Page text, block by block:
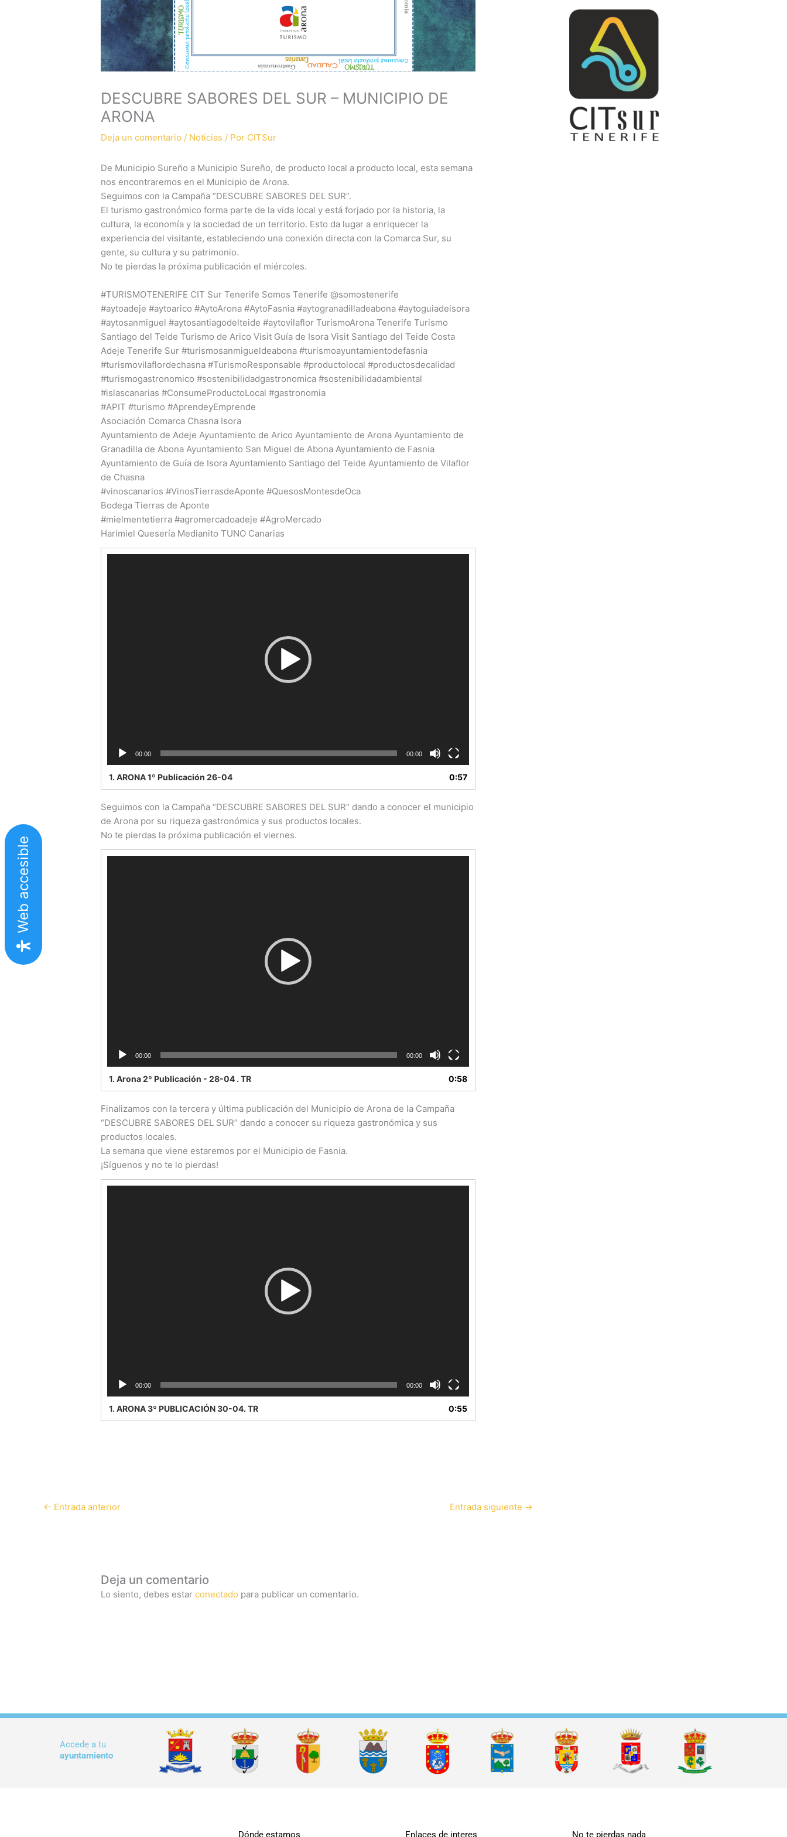
DESCUBRE SABORES DEL SUR – MUNICIPIO DE
ARONA
Deja un comentario / Noticias / Por CITSur
De Municipio Sureño a Municipio Sureño, de producto local a producto local, esta semana
nos encontraremos en el Municipio de Arona.
Seguimos con la Campaña “DESCUBRE SABORES DEL SUR”.
El turismo gastronómico forma parte de la vida local y está forjado por la historia, la
cultura, la economía y la sociedad de un territorio. Esto da lugar a enriquecer la
experiencia del visitante, estableciendo una conexión directa con la Comarca Sur, su
gente, su cultura y su patrimonio.
No te pierdas la próxima publicación el miércoles.
#TURISMOTENERIFE CIT Sur Tenerife Somos Tenerife @somostenerife
#aytoadeje #aytoarico #AytoArona #AytoFasnia #aytogranadilladeabona #aytoguiadeisora
#aytosanmiguel #aytosantiagodelteide #aytovilaflor TurismoArona Tenerife Turismo
Santiago del Teide Turismo de Arico Visit Guía de Isora Visit Santiago del Teide Costa
Adeje Tenerife Sur#turismosanmigueldeabona #turismoayuntamientodefasnia
#turismovilaflordechasna #TurismoResponsable #productolocal #productosdecalidad
#turismogastronomico #sostenibilidadgastronomica #sostenibilidadambiental
#islascanarias #ConsumeProductoLocal #gastronomia
#APIT #turismo #AprendeyEmprende
Asociación Comarca Chasna Isora
Ayuntamiento de Adeje Ayuntamiento de Arico Ayuntamiento de Arona Ayuntamiento de
Granadilla de Abona Ayuntamiento San Miguel de Abona Ayuntamiento de Fasnia
Ayuntamiento de Guía de Isora Ayuntamiento Santiago del Teide Ayuntamiento de Vilaflor
de Chasna
#vinoscanarios #VinosTierrasdeAponte #QuesosMontesdeOca
Bodega Tierras de Aponte
#mielmentetierra #agromercadoadeje #AgroMercado
Harimiel Quesería Medianito TUNO Canarias
00:00 00:00
1.ARONA 1º Publicación 26-04 0:57
Seguimos con la Campaña “DESCUBRE SABORES DEL SUR” dando a conocer el municipio
de Arona por su riqueza gastronómica y sus productos locales.
No te pierdas la próxima publicación el viernes.
00:00 00:00
1.Arona 2º Publicación - 28-04 . TR 0:58
Finalizamos con la tercera y última publicación del Municipio de Arona de la Campaña
“DESCUBRE SABORES DEL SUR” dando a conocer su riqueza gastronómica y sus
productos locales.
La semana que viene estaremos por el Municipio de Fasnia.
¡Síguenos y no te lo pierdas!
00:00 00:00
1.ARONA 3º PUBLICACIÓN 30-04. TR 0:55
← Entrada anterior Entrada siguiente →
Deja un comentario
Lo siento, debes estarconectado para publicar un comentario.
Accede a tu
ayuntamiento
Dónde estamos Enlaces de interes No te pierdas nada
Web accesible